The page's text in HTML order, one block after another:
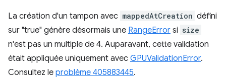
La création d'un tampon avec mappedAtCreation défini
sur "true" génère désormais une RangeError si size
n'est pas un multiple de 4. Auparavant, cette validation
était appliquée uniquement avec GPUValidationError.
Consultez le problème 405883445.